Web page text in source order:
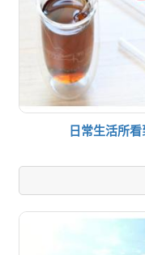
日常生活所